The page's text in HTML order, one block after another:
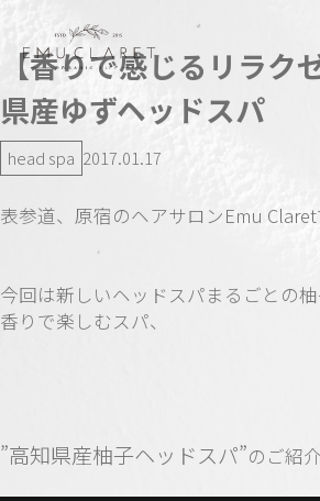
【香りで感じるリラク
県産ゆずヘッドスパ
head spa 2017.01.17
表参道、原宿のヘアサロンEmu Claret
今回は新しいヘッドスパまるごとの
香りで楽しむスパ、
”高知県産柚子ヘッドスパ”のご紹介